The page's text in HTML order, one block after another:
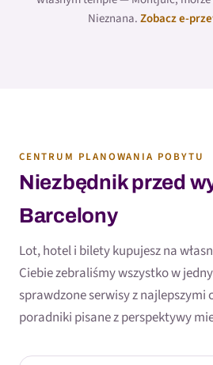
Nieznana.Zobacz e-
CENTRUM PLANOWANIA POBYTU
Niezbędnik przed
Barcelony
Lot, hotel i bilety kupujesz na
Ciebie zebraliśmy wszystko w
sprawdzone serwisy z najlepszymi
poradniki pisane z perspektywy